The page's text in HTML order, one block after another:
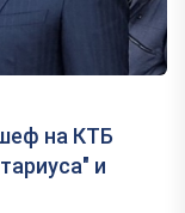
на КТБ
и